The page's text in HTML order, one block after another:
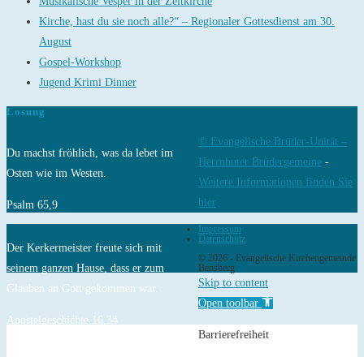
Kirche, hast du sie noch alle?“ – Regionaler Gottesdienst am 30.
August
Gospel-Workshop
Jugend Krimi Dinner
Losung
Du machst fröhlich, was da lebet im
Osten wie im Westen.
Psalm 65,9
Der Kerkermeister freute sich mit
seinem ganzen Hause, dass er zum
Glauben an Gott gekommen war.
Apostelgeschichte 16,34
© Evangelische Brüder-Unität –
Herrnhuter Brüdergemeine -
Weitere Informationen finden Sie
hier
Impressum
Datenschutz
© 2026 - Evangelische Kirchengemeinde
Bensberg
Skip to content
Open toolbar
Barrierefreiheit